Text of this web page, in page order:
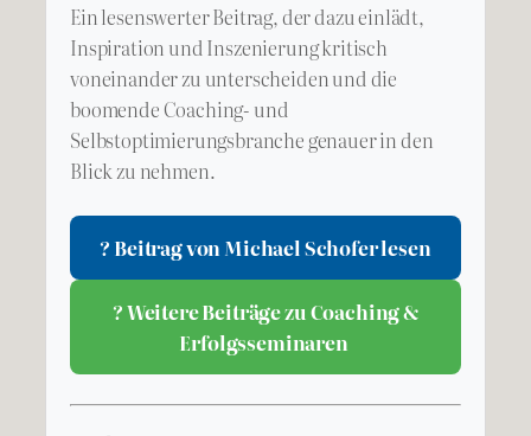
Ein lesenswerter Beitrag, der dazu einlädt,
Inspiration und Inszenierung kritisch
voneinander zu unterscheiden und die
boomende Coaching- und
Selbstoptimierungsbranche genauer in den
Blick zu nehmen.
? Beitrag von Michael Schofer lesen
? Weitere Beiträge zu Coaching &
Erfolgsseminaren